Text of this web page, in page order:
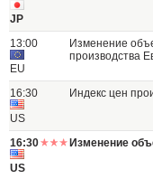
JP
13:00
EU
Изменение
производства
16:30
US
Индекс цен
16:30
US
Изменение